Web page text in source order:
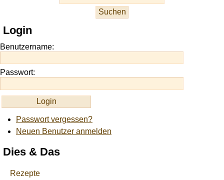
Login
Benutzername:
Passwort:
Passwort vergessen?
Neuen Benutzer anmelden
Dies & Das
Rezepte